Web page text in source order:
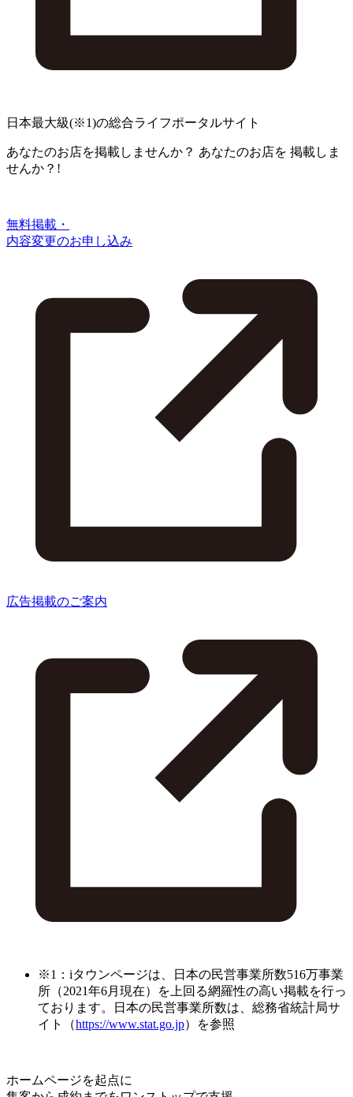
日本最大級(※1)の総合ライフポータルサイト
あなたのお店を掲載しませんか？ あなたのお店を 掲載しま
せんか？!
無料掲載・
内容変更のお申し込み
広告掲載のご案内
※1：iタウンページは、日本の民営事業所数516万事業
所（2021年6月現在）を上回る網羅性の高い掲載を行っ
ております。日本の民営事業所数は、総務省統計局サ
イト（https://www.stat.go.jp）を参照
ホームページを起点に